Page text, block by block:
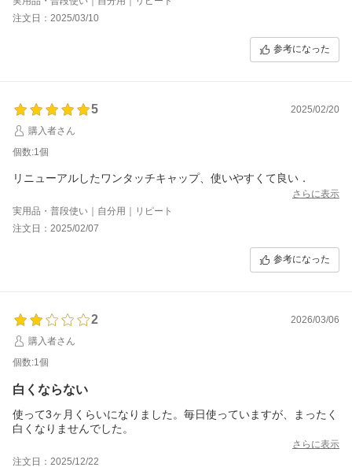
逆に言えばマイルドな分、使用一回で劇的な変化を望めるアイテ
ムではないので、ひとまず使い切った後の変化を期待したいと思
注文日：2025/03/10
参考になった
5
2025/02/20
購入者さん
個数:1個
リニューアルしたワンタッチキャップ、使いやすくて良い．
さらに表示
実用品・普段使い｜自分用｜リピート
注文日：2025/02/07
参考になった
2
2026/03/06
購入者さん
個数:1個
白くならない
使って3ヶ月くらいになりました。毎日使っていますが、まったく
白くなりませんでした。
さらに表示
注文日：2025/12/22